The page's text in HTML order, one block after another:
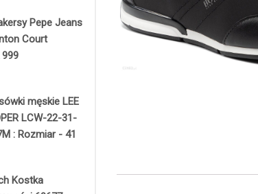
Pepe Jeans
Court
999
męskie LEE
LCW-22-31-
: Rozmiar - 41
Kostka